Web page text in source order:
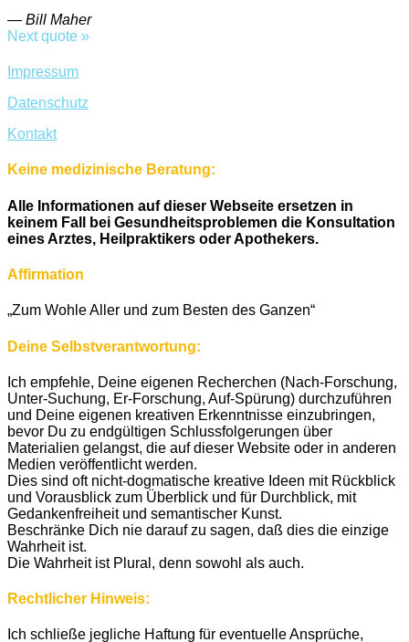
— Bill Maher
Next quote »
Impressum
Datenschutz
Kontakt
Keine medizinische Beratung:
Alle Informationen auf dieser Webseite ersetzen in
keinem Fall bei Gesundheitsproblemen die Konsultation
eines Arztes, Heilpraktikers oder Apothekers.
Affirmation
„Zum Wohle Aller und zum Besten des Ganzen“
Deine Selbstverantwortung:
Ich empfehle, Deine eigenen Recherchen (Nach-Forschung,
Unter-Suchung, Er-Forschung, Auf-Spürung) durchzuführen
und Deine eigenen kreativen Erkenntnisse einzubringen,
bevor Du zu endgültigen Schlussfolgerungen über
Materialien gelangst, die auf dieser Website oder in anderen
Medien veröffentlicht werden.
Dies sind oft nicht-dogmatische kreative Ideen mit Rückblick
und Vorausblick zum Überblick und für Durchblick, mit
Gedankenfreiheit und semantischer Kunst.
Beschränke Dich nie darauf zu sagen, daß dies die einzige
Wahrheit ist.
Die Wahrheit ist Plural, denn sowohl als auch.
Rechtlicher Hinweis:
Ich schließe jegliche Haftung für eventuelle Ansprüche,